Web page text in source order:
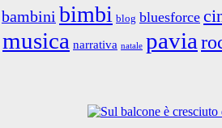
bambini bimbi blog bluesforce
musica narrativa natale pavia